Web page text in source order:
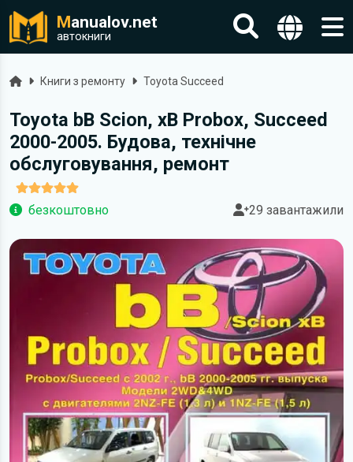
Manualov.net
автокниги
ГоловнаКниги з ремонту Toyota Succeed
Toyota bВ Scion, xB Probox, Succeed
2000-2005. Будова, технічне
обслуговування, ремонт
безкоштовно 29 завантажили